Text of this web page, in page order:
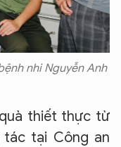
nhi Nguyễn Anh
thiết thực từ
tại Công an